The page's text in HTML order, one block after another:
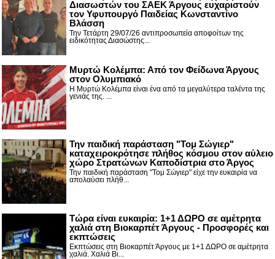
Διασωστών του ΣΑΕΚ Άργους ευχαριστούν
τον Υφυπουργό Παιδείας Κωνσταντίνο
Βλάσση
Την Τετάρτη 29/07/26 αντιπροσωπεία αποφοίτων της
ειδικότητας Διασώστης...
Μυρτώ Κολέμπα: Από τον Φείδωνα Άργους
στον Ολυμπιακό
Η Μυρτώ Κολέμπα είναι ένα από τα μεγαλύτερα ταλέντα της
γενιάς της. ...
Την παιδική παράσταση "Τομ Σώγιερ"
καταχειροκρότησε πλήθος κόσμου στον αύλειο
χώρο Στρατώνων Καποδίστρια στο Άργος
Την παιδική παράσταση "Τομ Σώγιερ" είχε την ευκαιρία να
απολαύσει πλήθ...
Τώρα είναι ευκαιρία: 1+1 ΔΩΡΟ σε αμέτρητα
χαλιά στη Βιοκαρπέτ Άργους - Προσφορές και
εκπτώσεις
Εκπτώσεις στη Βιοκαρπέτ Άργους με 1+1 ΔΩΡΟ σε αμέτρητα
χαλιά. Χαλιά Βι...